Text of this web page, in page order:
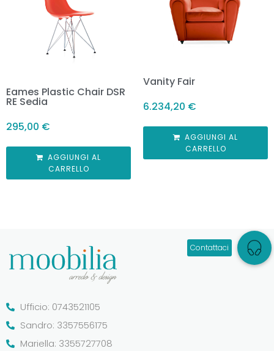
Eames Plastic Chair DSR
RE Sedia
295,00 €
AGGIUNGI AL
CARRELLO
Vanity Fair
6.234,20 €
AGGIUNGI AL
CARRELLO
Ufficio: 0743521105
Sandro: 3357556175
Mariella: 3355727708